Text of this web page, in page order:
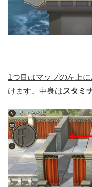
1つ目はマップの左上
けます。中身はスタミ